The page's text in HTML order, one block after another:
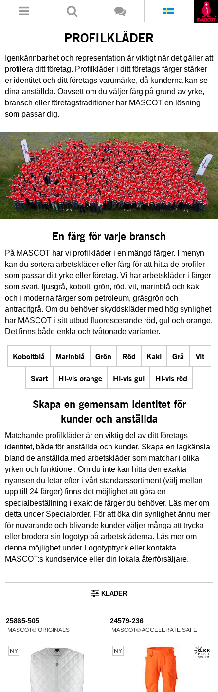
PROFILKLÄDER
Igenkännbarhet och representation är viktigt när det gäller att
profilera ditt företag. Profilkläder i ditt företags färger stärker
er identitet och ditt företags varumärke, då kunderna kan se
dina anställda. Oavsett om du väljer färg på grund av yrke,
bransch eller företagstraditioner har MASCOT en lösning
som passar dig.
En färg för varje bransch
På MASCOT har vi profilkläder i en mängd färger. I menyn
kan du sortera arbetskläder efter färg för att hitta de profiler
som passar ditt yrke eller företag. Vi har arbetskläder i färger
som svart, ljusgrå, kobolt, grön, röd, vit, marinblå och kaki
och i moderna färger som petroleum, gräsgrön och
antracitgrå. Om du behöver skyddskläder med hög synlighet
har MASCOT i sitt utbud fluorescerande röd, gul och orange.
Det finns både enkla och tvåtonade varianter.
Koboltblå Marinblå Grön Röd Kaki Grå Vit
Svart Hi-vis orange Hi-vis gul Hi-vis röd
Skapa en gemensam identitet för
kunder och anställda
Matchande profilkläder är en viktig del av ditt företags
identitet, både för anställda och kunder. Skapa en lagkänsla
bland de anställda med arbetskläder som matchar i olika
yrken och funktioner. Om du inte kan hitta den exakta
nyansen du letar efter i vårt standarssortiment (välj mellan
upp till 24 färger) finns det möjlighet att göra en
specialbeställning i exakt de färger du behöver. Läs mer om
detta under Specialorder. För att öka din synlighet ännu mer
för nuvarande och blivande kunder väljer många att trycka
eller brodera sin logotyp på arbetskläderna. Läs mer om
denna möjlighet under Logotyptryck eller kontakta
MASCOT:s kundservice eller din lokala återförsäljare.
KLÄDER
25865-505
MASCOT® ORIGINALS
NY
24579-236
MASCOT® ACCELERATE SAFE
NY